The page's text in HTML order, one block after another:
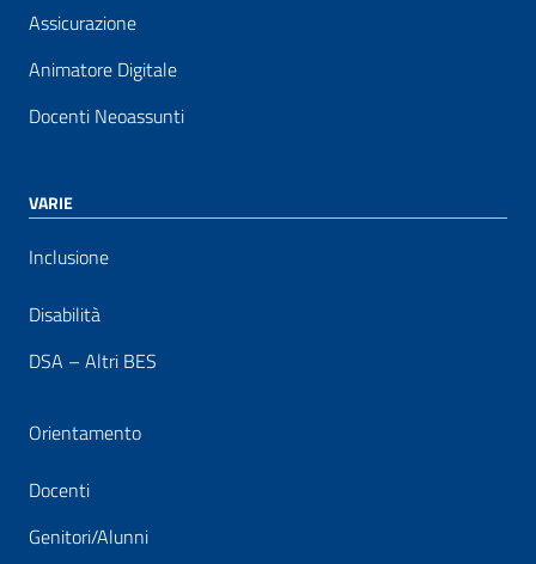
Assicurazione
Animatore Digitale
Docenti Neoassunti
VARIE
Inclusione
Disabilità
DSA – Altri BES
Orientamento
Docenti
Genitori/Alunni